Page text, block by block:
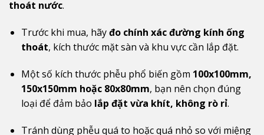
thoát nước.
Trước khi mua, hãyđo chính xác đường kính ống
thoát, kích thước mặt sàn và khu vực cần lắp đặt.
Một số kích thước phễu phổ biến gồm 100x100mm,
150x150mm hoặc 80x80mm, bạn nên chọn đúng
loại để đảm bảo lắp đặt vừa khít, không rò rỉ.
Tránh dùng phễu quá to hoặc quá nhỏ so với miệng